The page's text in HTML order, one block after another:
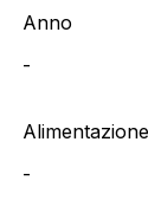
Anno
-
Alimentazione
-